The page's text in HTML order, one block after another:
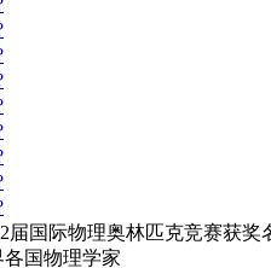
届国际物理奥林匹克竞赛获奖
国物理学家